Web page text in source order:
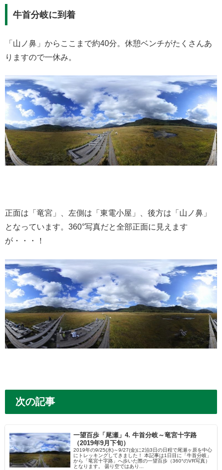
牛首分岐に到着
「山ノ鼻」からここまで約40分。休憩ベンチがたくさんあ
りますので一休み。
正面は「竜宮」、左側は「東電小屋」、後方は「山ノ鼻」
となっています。360°写真だと全部正面に見えます
が・・・！
次の記事
一望百歩「尾瀬」4. 牛首分岐～竜宮十字路
（2019年9月下旬）
2019年の9/25(水)～9/27(金)に2泊3日の日程で尾瀬ヶ原を中心
にトレッキングしてきました！ 本記事は1日目に「牛首分岐」
から「竜宮十字路」へ歩いた際の一望百歩（360°のVR写真）
となります。 曇り空ではあり...